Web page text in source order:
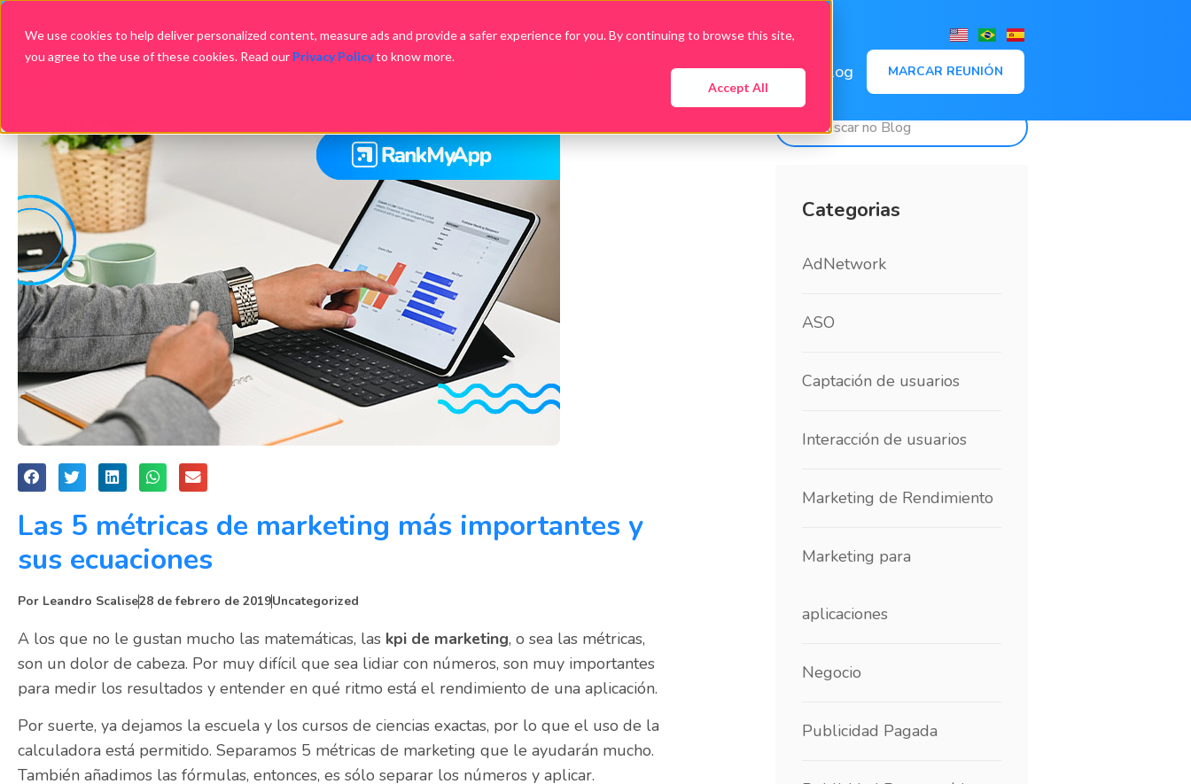
We use cookies to help deliver personalized content, measure ads and provide a safer experience for you. By continuing to browse this site,
you agree to the use of these cookies. Read our Privacy Policyto know more.
Accept All
Guías y Ebooks Blog MARCAR REUNIÓN
Las 5 métricas de marketing más importantes y
sus ecuaciones
Por Leandro Scalise28 de febrero de 2019Uncategorized
A los que no le gustan mucho las matemáticas, las kpi de marketing, o sea las métricas,
son un dolor de cabeza. Por muy difícil que sea lidiar con números, son muy importantes
para medir los resultados y entender en qué ritmo está el rendimiento de una aplicación.
Por suerte, ya dejamos la escuela y los cursos de ciencias exactas, por lo que el uso de la
calculadora está permitido. Separamos 5 métricas de marketing que le ayudarán mucho.
También añadimos las fórmulas, entonces, es sólo separar los números y aplicar.
Categorias
AdNetwork
ASO
Captación de usuarios
Interacción de usuarios
Marketing de Rendimiento
Marketing para
aplicaciones
Negocio
Publicidad Pagada